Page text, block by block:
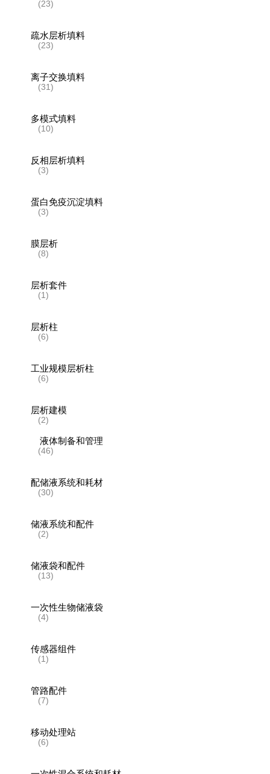
(23)
疏水层析填料
(23)
离子交换填料
(31)
多模式填料
(10)
反相层析填料
(3)
蛋白免疫沉淀填料
(3)
膜层析
(8)
层析套件
(1)
层析柱
(6)
工业规模层析柱
(6)
层析建模
(2)
液体制备和管理
(46)
配储液系统和耗材
(30)
储液系统和配件
(2)
储液袋和配件
(13)
一次性生物储液袋
(4)
传感器组件
(1)
管路配件
(7)
移动处理站
(6)